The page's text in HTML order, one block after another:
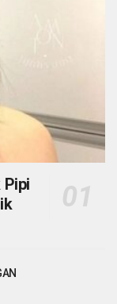
Pipi